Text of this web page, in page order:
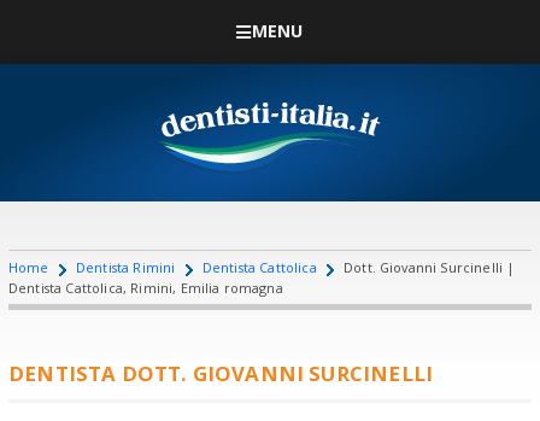
MENU
Home Dentista Rimini Dentista Cattolica
Dott. Giovanni Surcinelli |
Dentista Cattolica, Rimini, Emilia romagna
DENTISTA DOTT. GIOVANNI SURCINELLI